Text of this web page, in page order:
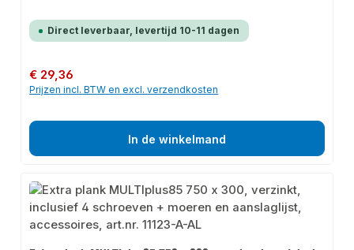
Direct leverbaar, levertijd 10-11 dagen
Normale prijs:
€ 29,36
Prijzen incl. BTW en excl. verzendkosten
In de winkelmand